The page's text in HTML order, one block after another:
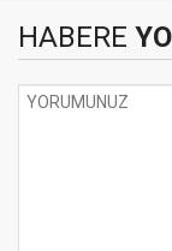
HABERE